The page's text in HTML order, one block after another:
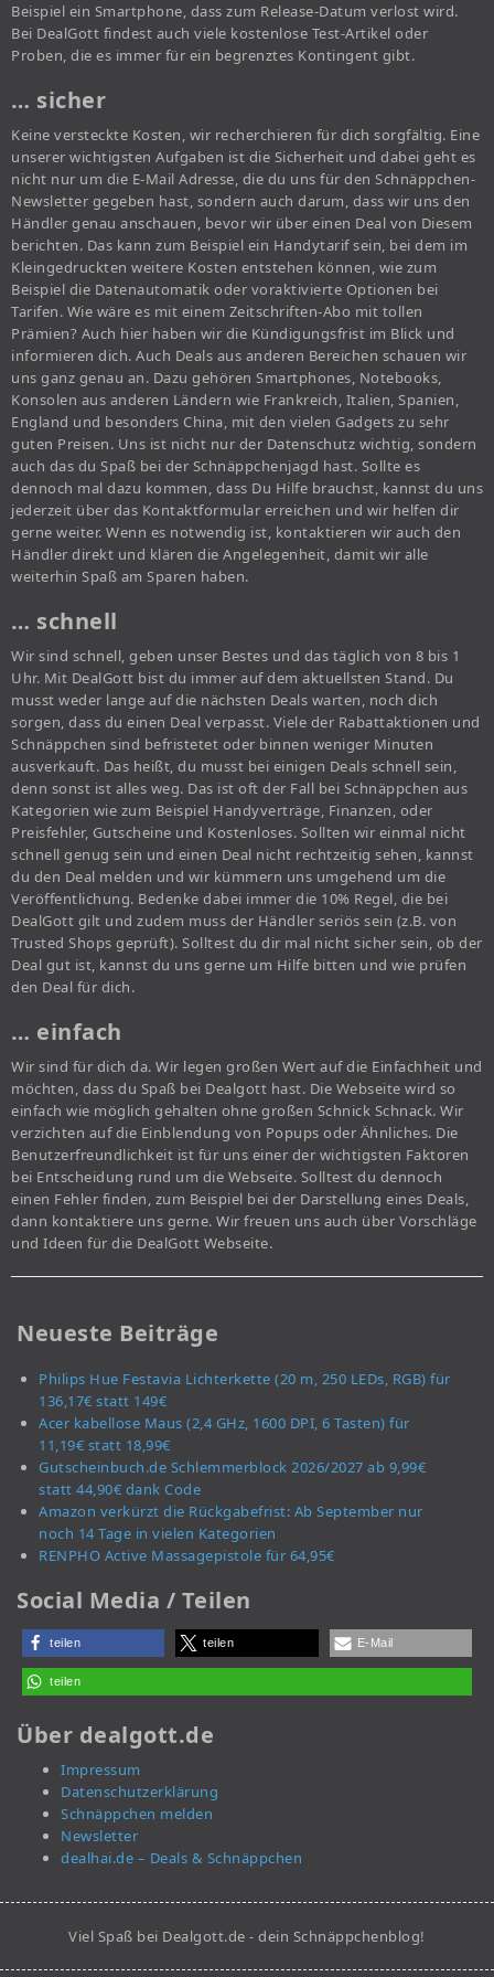
Beispiel ein Smartphone, dass zum Release-Datum verlost wird.
Bei DealGott findest auch viele kostenlose Test-Artikel oder
Proben, die es immer für ein begrenztes Kontingent gibt.
… sicher
Keine versteckte Kosten, wir recherchieren für dich sorgfältig. Eine
unserer wichtigsten Aufgaben ist die Sicherheit und dabei geht es
nicht nur um die E-Mail Adresse, die du uns für den Schnäppchen-
Newsletter gegeben hast, sondern auch darum, dass wir uns den
Händler genau anschauen, bevor wir über einen Deal von Diesem
berichten. Das kann zum Beispiel ein Handytarif sein, bei dem im
Kleingedruckten weitere Kosten entstehen können, wie zum
Beispiel die Datenautomatik oder voraktivierte Optionen bei
Tarifen. Wie wäre es mit einem Zeitschriften-Abo mit tollen
Prämien? Auch hier haben wir die Kündigungsfrist im Blick und
informieren dich. Auch Deals aus anderen Bereichen schauen wir
uns ganz genau an. Dazu gehören Smartphones, Notebooks,
Konsolen aus anderen Ländern wie Frankreich, Italien, Spanien,
England und besonders China, mit den vielen Gadgets zu sehr
guten Preisen. Uns ist nicht nur der Datenschutz wichtig, sondern
auch das du Spaß bei der Schnäppchenjagd hast. Sollte es
dennoch mal dazu kommen, dass Du Hilfe brauchst, kannst du uns
jederzeit über das Kontaktformular erreichen und wir helfen dir
gerne weiter. Wenn es notwendig ist, kontaktieren wir auch den
Händler direkt und klären die Angelegenheit, damit wir alle
weiterhin Spaß am Sparen haben.
… schnell
Wir sind schnell, geben unser Bestes und das täglich von 8 bis 1
Uhr. Mit DealGott bist du immer auf dem aktuellsten Stand. Du
musst weder lange auf die nächsten Deals warten, noch dich
sorgen, dass du einen Deal verpasst. Viele der Rabattaktionen und
Schnäppchen sind befristetet oder binnen weniger Minuten
ausverkauft. Das heißt, du musst bei einigen Deals schnell sein,
denn sonst ist alles weg. Das ist oft der Fall bei Schnäppchen aus
Kategorien wie zum Beispiel Handyverträge, Finanzen, oder
Preisfehler, Gutscheine und Kostenloses. Sollten wir einmal nicht
schnell genug sein und einen Deal nicht rechtzeitig sehen, kannst
du den Deal melden und wir kümmern uns umgehend um die
Veröffentlichung. Bedenke dabei immer die 10% Regel, die bei
DealGott gilt und zudem muss der Händler seriös sein (z.B. von
Trusted Shops geprüft). Solltest du dir mal nicht sicher sein, ob der
Deal gut ist, kannst du uns gerne um Hilfe bitten und wie prüfen
den Deal für dich.
… einfach
Wir sind für dich da. Wir legen großen Wert auf die Einfachheit und
möchten, dass du Spaß bei Dealgott hast. Die Webseite wird so
einfach wie möglich gehalten ohne großen Schnick Schnack. Wir
verzichten auf die Einblendung von Popups oder Ähnliches. Die
Benutzerfreundlichkeit ist für uns einer der wichtigsten Faktoren
bei Entscheidung rund um die Webseite. Solltest du dennoch
einen Fehler finden, zum Beispiel bei der Darstellung eines Deals,
dann kontaktiere uns gerne. Wir freuen uns auch über Vorschläge
und Ideen für die DealGott Webseite.
Neueste Beiträge
Philips Hue Festavia Lichterkette (20 m, 250 LEDs, RGB) für
136,17€ statt 149€
Acer kabellose Maus (2,4 GHz, 1600 DPI, 6 Tasten) für
11,19€ statt 18,99€
Gutscheinbuch.de Schlemmerblock 2026/2027 ab 9,99€
statt 44,90€ dank Code
Amazon verkürzt die Rückgabefrist: Ab September nur
noch 14 Tage in vielen Kategorien
RENPHO Active Massagepistole für 64,95€
Social Media / Teilen
teilen teilen E-Mail
teilen
Über dealgott.de
Impressum
Datenschutzerklärung
Schnäppchen melden
Newsletter
dealhai.de – Deals & Schnäppchen
Viel Spaß bei Dealgott.de - dein Schnäppchenblog!